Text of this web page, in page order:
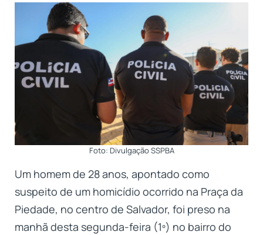
Foto: Divulgação SSPBA
Um homem de 28 anos, apontado como
suspeito de um homicídio ocorrido na Praça da
Piedade, no centro de Salvador, foi preso na
manhã desta segunda-feira (1º) no bairro do